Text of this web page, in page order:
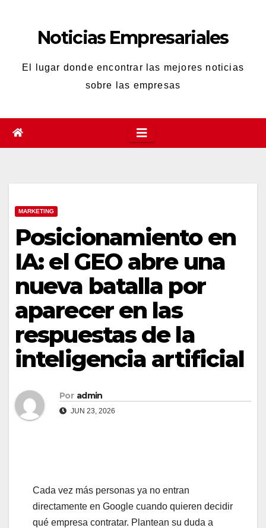
contenidoNoticias Empresariales
El lugar donde encontrar las mejores noticias
sobre las empresas
MARKETING
Posicionamiento en
IA: el GEO abre una
nueva batalla por
aparecer en las
respuestas de la
inteligencia artificial
Por admin
JUN 23, 2026
Cada vez más personas ya no entran
directamente en Google cuando quieren decidir
qué empresa contratar. Plantean su duda a